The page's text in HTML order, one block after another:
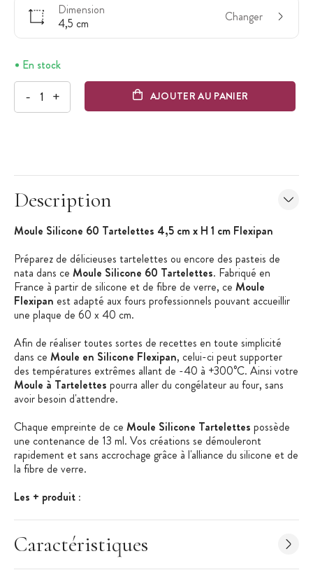
Dimension
4,5 cm
Changer
En stock
- + AJOUTER AU PANIER
Description
Moule Silicone 60 Tartelettes 4,5 cm x H 1 cm Flexipan
Préparez de délicieuses tartelettes ou encore des pasteis de
nata dans ce Moule Silicone 60 Tartelettes. Fabriqué en
France à partir de silicone et de fibre de verre, ce Moule
Flexipan est adapté aux fours professionnels pouvant accueillir
une plaque de 60 x 40 cm.
Afin de réaliser toutes sortes de recettes en toute simplicité
dans ce Moule en Silicone Flexipan, celui-ci peut supporter
des températures extrêmes allant de -40 à +300°C. Ainsi votre
Moule à Tartelettes pourra aller du congélateur au four, sans
avoir besoin d'attendre.
Chaque empreinte de ce Moule Silicone Tartelettes possède
une contenance de 13 ml. Vos créations se démouleront
rapidement et sans accrochage grâce à l'alliance du silicone et de
la fibre de verre.
Les + produit :
Résiste de -40°C à +300°C
Flexipan anti adhérent
Caractéristiques